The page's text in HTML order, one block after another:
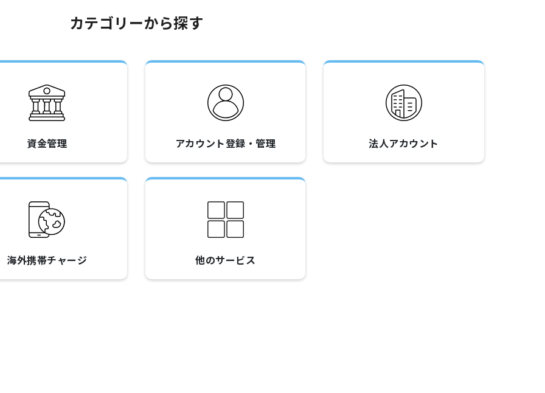
カテゴリーから探す
資金管理 アカウント登録・管理 法人アカウント
海外携帯チャージ 他のサービス